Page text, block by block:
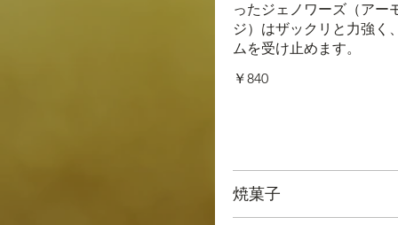
ったジェノワーズ（アー
ジ）はザックリと力強く
ムを受け止めます。
￥840
焼菓子